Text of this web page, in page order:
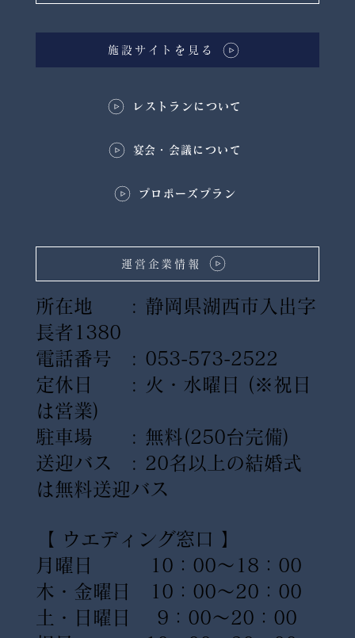
所在地 : 静岡県湖西市入出字
長者1380
電話番号 : 053-573-2522
定休日 : 火・水曜日
(※祝日
は営業)
駐車場 : 無料(250台完備)
送迎バス : 20名以上の結婚式
は無料送迎バス
【 ウエディング窓口 】
月曜日 10：00〜18：00
木・金曜日 10：00〜20：00
土・日曜日 9：00〜20：00
施設サイトを見る
運営企業情報
​宴会・会議について
プロポーズプラン
レストランについて